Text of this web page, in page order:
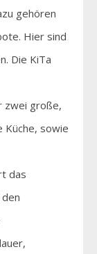
gehören
Hier sind
Die KiTa
zwei große,
sowie
das